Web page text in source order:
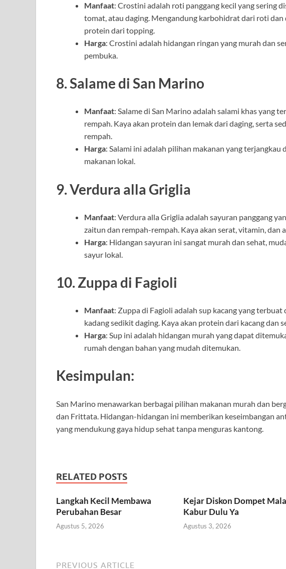
Manfaat: Crostini adalah roti panggang kecil yang sering
tomat, atau daging. Mengandung karbohidrat dari roti
protein dari topping.
Harga: Crostini adalah hidangan ringan yang murah dan
pembuka.
8.Salame di San Marino
Manfaat: Salame di San Marino adalah salami khas yang
rempah. Kaya akan protein dan lemak dari daging, serta
rempah.
Harga: Salami ini adalah pilihan makanan yang
makanan lokal.
9.Verdura alla Griglia
Manfaat: Verdura alla Griglia adalah sayuran panggang
zaitun dan rempah-rempah. Kaya akan serat, vitamin, dan
Harga: Hidangan sayuran ini sangat murah dan sehat,
sayur lokal.
10.Zuppa di Fagioli
Manfaat: Zuppa di Fagioli adalah sup kacang yang
kadang sedikit daging. Kaya akan protein dari kacang dan
Harga: Sup ini adalah hidangan murah yang dapat
rumah dengan bahan yang mudah ditemukan.
Kesimpulan:
San Marino menawarkan berbagai pilihan makanan murah dan
dan Frittata. Hidangan-hidangan ini memberikan keseimbangan
yang mendukung gaya hidup sehat tanpa menguras kantong.
RELATED POSTS
Langkah Kecil Membawa
Perubahan Besar
Agustus 5, 2026
Kejar Diskon Dompet
Kabur Dulu Ya
Agustus 3, 2026
PREVIOUS ARTICLE